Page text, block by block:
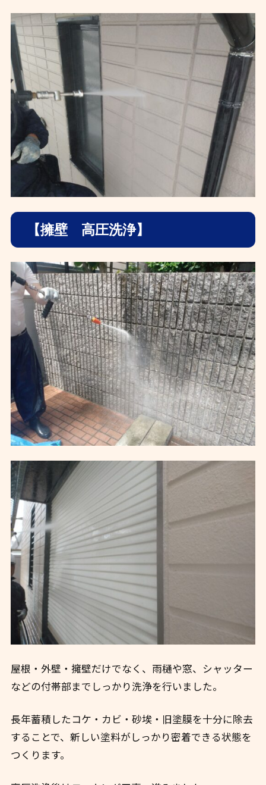
【擁壁 高圧洗浄】
屋根・外壁・擁壁だけでなく、雨樋や窓、シャッター
などの付帯部までしっかり洗浄を行いました。
長年蓄積したコケ・カビ・砂埃・旧塗膜を十分に除去
することで、新しい塗料がしっかり密着できる状態を
つくります。